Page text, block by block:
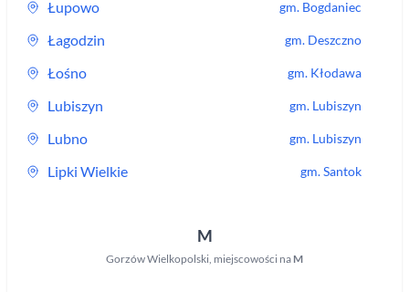
Łupowo gm. Bogdaniec
Łagodzin gm. Deszczno
Łośno gm. Kłodawa
Lubiszyn gm. Lubiszyn
Lubno gm. Lubiszyn
Lipki Wielkie gm.Santok
M
Gorzów Wielkopolski, miejscowości na M